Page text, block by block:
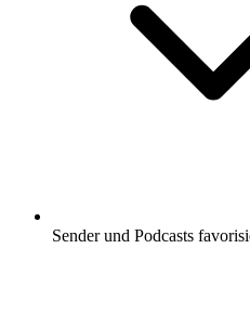
Sender und Podcasts